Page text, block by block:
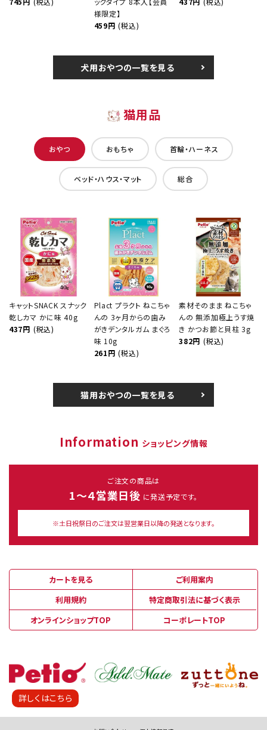
様限定】
459円 (税込)
犬用おやつの一覧を見る
猫用品
おやつ おもちゃ 首輪・ハーネス
ベッド・ハウス・マット 総合
キャットSNACK スナック
乾しカマ かに味 40g
437円 (税込)
Plact プラクト ねこちゃ
んの 3ヶ月からの歯み
がきデンタルガム まぐろ
味 10g
261円 (税込)
素材そのまま ねこちゃ
んの 無添加極上うす焼
き かつお節と貝柱 3g
382円 (税込)
猫用おやつの一覧を見る
Information ショッピング情報
ご注文の商品は
1～４営業日後 に発送予定です。
※土日祝祭日のご注文は翌営業日以降の発送となります。
カートを見る
ご利用案内
利用規約
特定商取引法に基づく表示
オンラインショップTOP
コーポレートTOP
詳しくはこちら